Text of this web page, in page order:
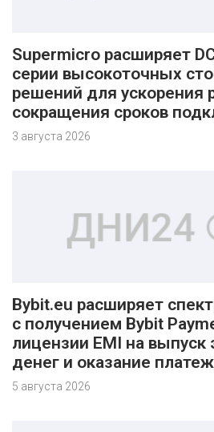
Supermicro расширяет
серии высокоточных
решений для ускорения
сокращения сроков
3 августа 2026
Bybit.eu расширяет
с получением Bybit
лицензии EMI на выпуск
денег и оказание
5 августа 2026